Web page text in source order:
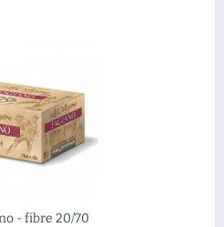
- fibre 20/70